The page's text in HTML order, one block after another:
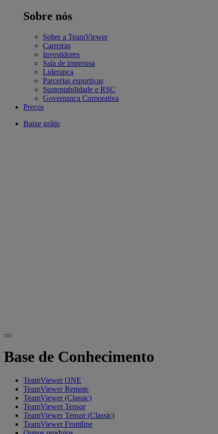
Sobre nós
Sobre a TeamViewer
Carreiras
Investidores
Sala de imprensa
Liderança
Parcerias esportivas
Sustentabilidade e RSC
Governança Corporativa
Preços
Baixe grátis
Base de Conhecimento
TeamViewer ONE
TeamViewer Remote
TeamViewer (Classic)
TeamViewer Tensor
TeamViewer Tensor (Classic)
TeamViewer Frontline